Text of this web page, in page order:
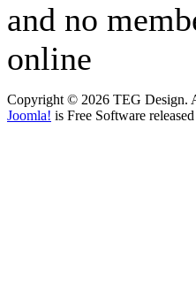
and no
online
Copyright © 2026 TEG Design.
Joomla! is Free Software